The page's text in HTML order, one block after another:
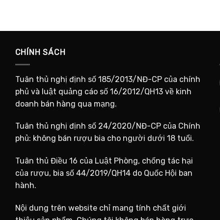
CHÍNH SÁCH
Tuân thủ nghị định số 185/2013/NĐ-CP của chính
phủ và luật quảng cáo số 16/2012/QH13 về kinh
doanh bán hàng qua mạng.
Tuân thủ nghị định số 24/2020/NĐ-CP của Chính
phủ: không bán rượu bia cho người dưới 18 tuổi.
Tuân thủ Điều 16 của Luật Phòng, chống tác hại
của rượu, bia số 44/2019/QH14 do Quốc Hội ban
hành.
Nội dung trên website chỉ mang tính chất giới